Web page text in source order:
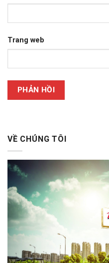
Trang web
VỀ CHÚNG TÔI